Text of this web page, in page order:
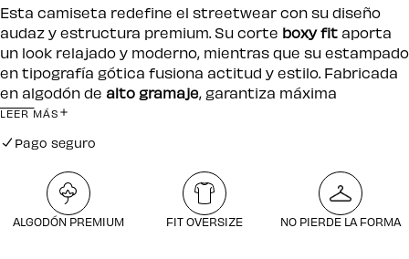
Esta camiseta redefine el streetwear con su diseño
audaz y estructura premium. Su corte boxy fit aporta
un look relajado y moderno, mientras que su estampado
en tipografía gótica fusiona actitud y estilo. Fabricada
en algodón de alto gramaje, garantiza máxima
comodidad y resistencia. Un statement piece para
LEER MÁS
Pago seguro
Pago seguro
ALGODÓN PREMIUM FIT OVERSIZE NO PIERDE LA FORMA